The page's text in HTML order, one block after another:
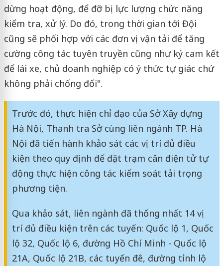
dừng hoạt động, để đỡ bị lực lượng chức năng
kiểm tra, xử lý. Do đó, trong thời gian tới Đội
cũng sẽ phối hợp với các đơn vị vận tải để tăng
cường công tác tuyên truyền cũng như ký cam kết
để lái xe, chủ doanh nghiệp có ý thức tự giác chứ
không phải chống đối".
Trước đó, thực hiện chỉ đạo của Sở Xây dựng
Hà Nội, Thanh tra Sở cùng liên ngành TP. Hà
Nội đã tiến hành khảo sát các vị trí đủ điều
kiện theo quy định để đặt trạm cân điện tử tự
động thực hiện công tác kiểm soát tải trọng
phương tiện.
Qua khảo sát, liên ngành đã thống nhất 14 vị
trí đủ điều kiện trên các tuyến: Quốc lộ 1, Quốc
lộ 32, Quốc lộ 6, đường Hồ Chí Minh - Quốc lộ
21A, Quốc lộ 21B, các tuyến đê, đường tỉnh lộ